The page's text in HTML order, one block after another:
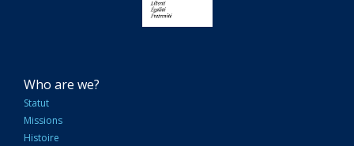
NAVIGATION
PRINCIPALE
Who are we?
Statut
Missions
Histoire